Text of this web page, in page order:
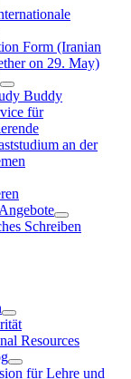
Form (Iranian
on 29. May)
Buddy
für
an der
Schreiben
Resources
für Lehre und